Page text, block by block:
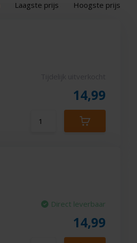
Laagste prijs Hoogste prijs
14,99
Direct leverbaar
14,99